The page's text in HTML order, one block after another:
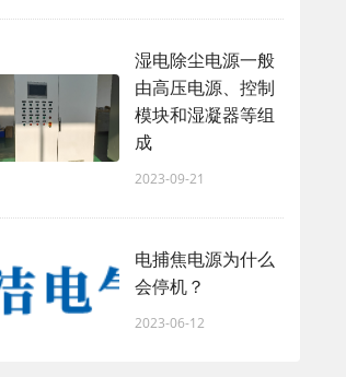
湿电除尘电源一般
由高压电源、控制
模块和湿凝器等组
成
2023-09-21
电捕焦电源为什么
会停机？
2023-06-12